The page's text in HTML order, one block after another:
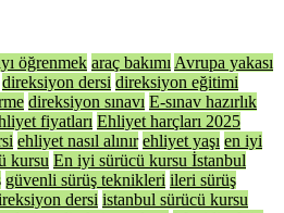
öğrenmek araç bakımı Avrupa yakası
direksiyon dersi direksiyon eğitimi
direksiyon sınavı E-sınav hazırlık
fiyatları Ehliyet harçları 2025
ehliyet nasıl alınır ehliyet yaşı en iyi
kursu En iyi sürücü kursu İstanbul
güvenli sürüş teknikleri ileri sürüş
dersi istanbul sürücü kursu